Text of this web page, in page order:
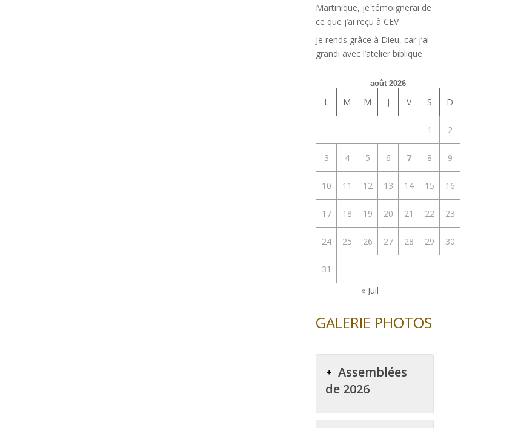
Martinique, je témoignerai de
ce que j’ai reçu à CEV
Je rends grâce à Dieu, car j’ai
grandi avec l’atelier biblique
août 2026
L M M J V S D
1 2
3 4 5 6 7 8 9
10 11 12 13 14 15 16
17 18 19 20 21 22 23
24 25 26 27 28 29 30
31
« Juil
GALERIE PHOTOS
Assemblées
de 2026